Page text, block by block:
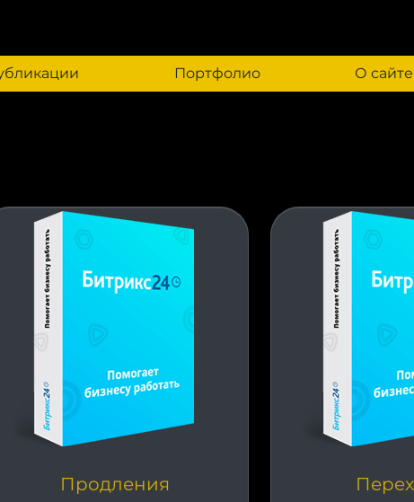
Портфолио О сайте
Продления